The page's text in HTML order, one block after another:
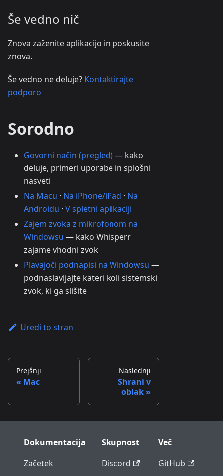
Še vedno nič
Znova zaženite aplikacijo in poskusite
znova.
Še vedno ne deluje? Kontaktirajte
podporo
Sorodno
Govorni način (pregled)— kako
deluje, primeri uporabe in splošni
nasveti
Na Macu · Na iPhone/iPad · Na
Androidu · V spletni aplikaciji
Zajem zvoka z mikrofonom na
Windowsu — kako Whisperr
zajame vhodni zvok
Plavajoči podnapisi na Windowsu —
podnaslavljajte kateri koli sistemski
zvok, ki ga slišite
Uredi to stran
Prejšnji
Mac
Naslednji
Shrani v
oblak
Dokumentacija
Začetek
Skupnost
Discord
Več
GitHub